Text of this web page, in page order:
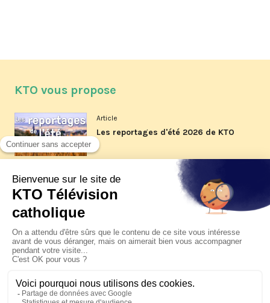
KTO vous propose
Article
Les reportages d'été 2026 de KTO
Article
La visite pastorale du pape Léon
XIV à Assise à suivre sur KTO le
Article
Le pape en Uruguay, Argentine et